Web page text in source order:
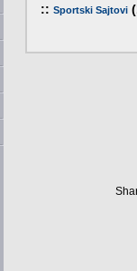
:: Sportski Sajtovi